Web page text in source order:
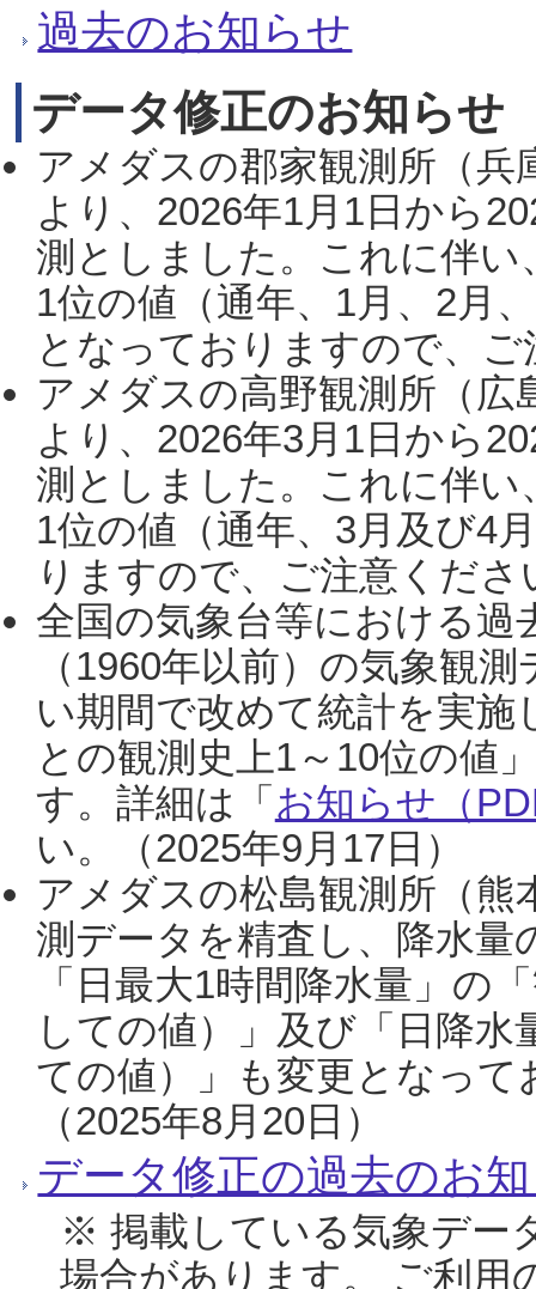
過去のお知らせ
データ修正のお知らせ
アメダスの郡家観測所（
より、2026年1月1日から
測としました。これに伴い
1位の値（通年、1月、2月
となっておりますので、
アメダスの高野観測所（
より、2026年3月1日から
測としました。これに伴い
1位の値（通年、3月及び4
りますので、ご注意くだ
全国の気象台等における過
（1960年以前）の気象観
い期間で改めて統計を実
との観測史上1～10位の値
す。詳細は「 お知らせ（
い。（2025年9月17日）
アメダスの松島観測所（熊
測データを精査し、降水
「日最大1時間降水量」の
しての値）」及び「日降
ての値）」も変更となっ
（2025年8月20日）
データ修正の過去のお
※ 掲載している気象デー
場合があります。 ご利用